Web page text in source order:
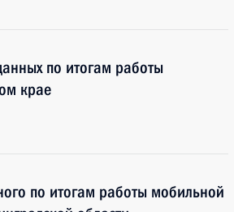
по итогам работы
крае
по итогам работы мобильной